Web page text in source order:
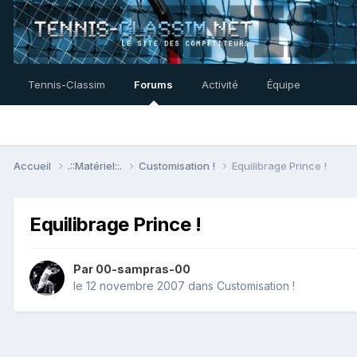
Tennis-Classim Forums Activité Équipe
Accueil .::Matériel::. Customisation ! Equilibrage Prince !
Equilibrage Prince !
Par 00-sampras-00
le 12 novembre 2007 dans Customisation !